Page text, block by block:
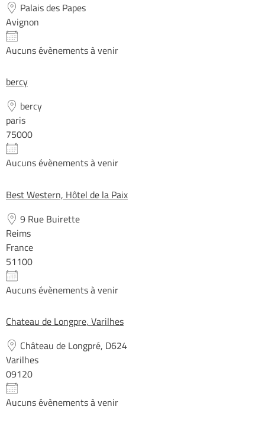
Palais des Papes
Avignon
Aucuns évènements à venir
bercy
bercy
paris
75000
Aucuns évènements à venir
Best Western, Hôtel de la Paix
9 Rue Buirette
Reims
France
51100
Aucuns évènements à venir
Chateau de Longpre, Varilhes
Château de Longpré, D624
Varilhes
09120
Aucuns évènements à venir